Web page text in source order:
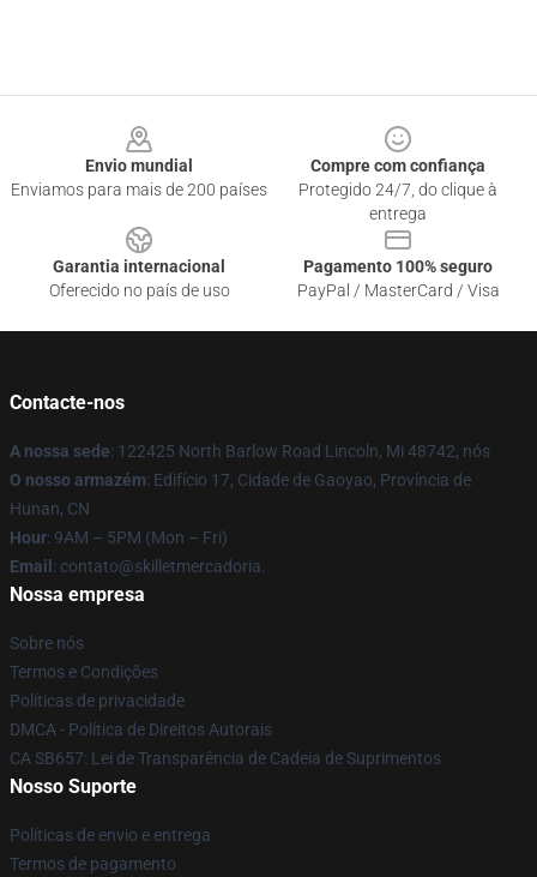
Envio mundial
Enviamos para mais de 200 países
Compre com confiança
Protegido 24/7, do clique à
entrega
Garantia internacional
Oferecido no país de uso
Pagamento 100% seguro
PayPal / MasterCard / Visa
Contacte-nos
A nossa sede: 122425 North Barlow Road Lincoln, Mi 48742, nós
O nosso armazém: Edifício 17, Cidade de Gaoyao, Província de
Hunan, CN
Hour: 9AM – 5PM (Mon – Fri)
Email : contato@skilletmercadoria.
Nossa empresa
Sobre nós
Termos e Condições
Políticas de privacidade
DMCA - Política de Direitos Autorais
CA SB657: Lei de Transparência de Cadeia de Suprimentos
Nosso Suporte
Políticas de envio e entrega
Termos de pagamento